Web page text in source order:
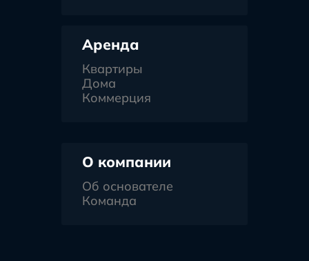
Аренда
Квартиры
Дома
Коммерция
О компании
Об основателе
Команда